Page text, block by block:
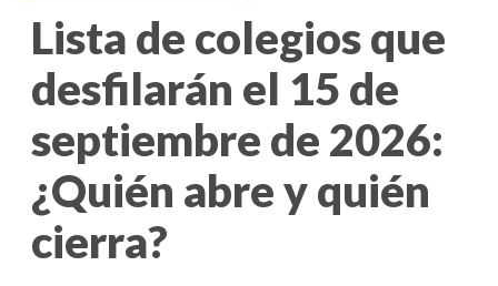
Lista de colegios que
desfilarán el 15 de
septiembre de 2026:
¿Quién abre y quién
cierra?